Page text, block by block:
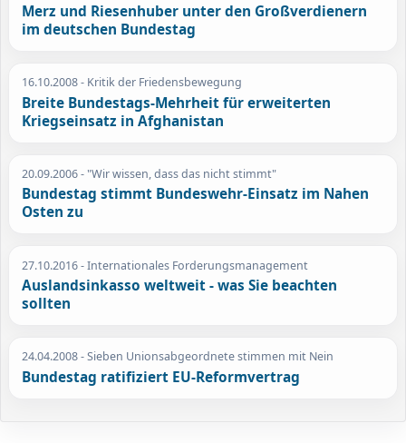
Merz und Riesenhuber unter den Großverdienern
im deutschen Bundestag
16.10.2008- Kritik der Friedensbewegung
Breite Bundestags-Mehrheit für erweiterten
Kriegseinsatz in Afghanistan
20.09.2006- "Wir wissen, dass das nicht stimmt"
Bundestag stimmt Bundeswehr-Einsatz im Nahen
Osten zu
27.10.2016- Internationales Forderungsmanagement
Auslandsinkasso weltweit - was Sie beachten
sollten
24.04.2008- Sieben Unionsabgeordnete stimmen mit Nein
Bundestag ratifiziert EU-Reformvertrag